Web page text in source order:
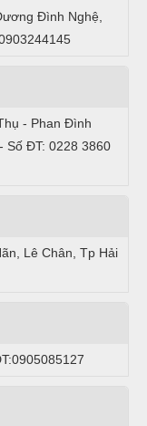
Đình Nghệ,
- Phan Đình
Số ĐT: 0228 3860
Lê Chân, Tp Hải